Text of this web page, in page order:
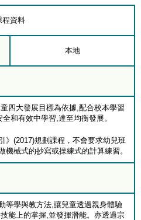
程資料
本地
四大發展目標為依據,配合校本學習
和有效中學習,達至均衡發展。
》(2017)規劃課程，不會要求幼兒班
機械式的抄寫或操練式的計算練習。
等學與教方法,讓兒童透過親身體驗
能上的掌握,並發揮潛能。亦透過宗